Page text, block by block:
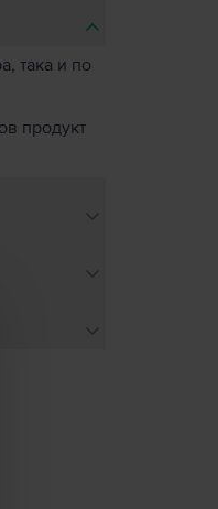
така и по
продукт